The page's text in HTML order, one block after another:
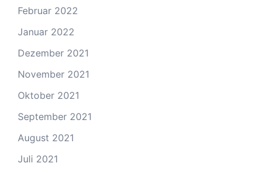
Februar 2022
Januar 2022
Dezember 2021
November 2021
Oktober 2021
September 2021
August 2021
Juli 2021